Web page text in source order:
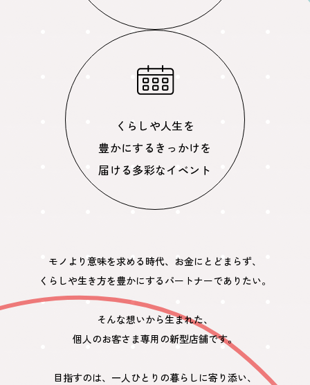
くらしや人生を
豊かにするきっかけを
届ける多彩なイベント
モノより意味を求める時代、お金にとどまらず、
くらしや生き方を豊かにするパートナーでありたい。
そんな想いから生まれた、
個人のお客さま専用の新型店舗です。
目指すのは、一人ひとりの暮らしに寄り添い、